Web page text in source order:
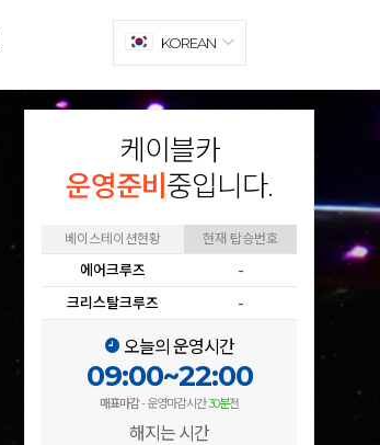
케이블카
운영준비 중입니다.
베이스테이션현황 현재 탑승번호
에어크루즈
-
크리스탈크루즈
-
오늘의 운영시간
09:00~22:00
매표마감- 운영마감시간30분전
해지는 시간
KOREAN